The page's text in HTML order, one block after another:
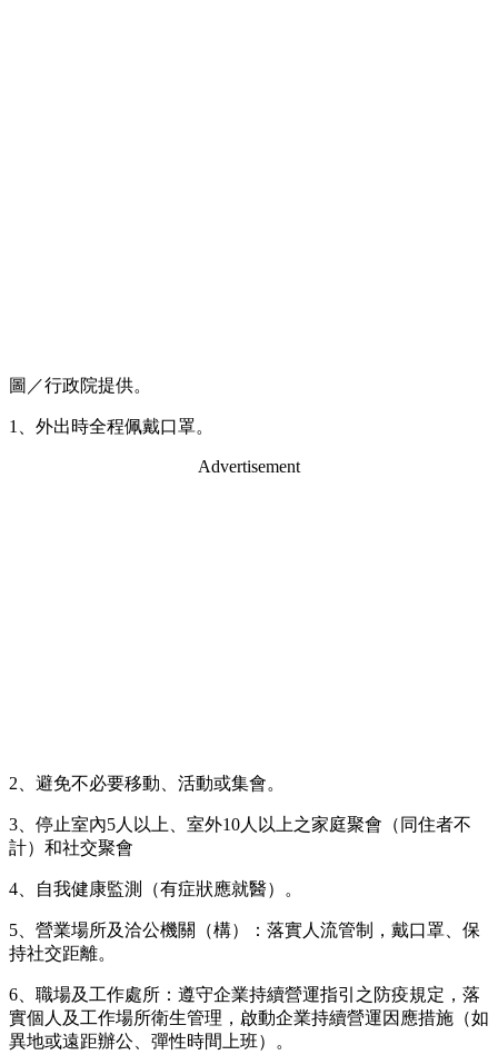
圖／行政院提供。
1、外出時全程佩戴口罩。
Advertisement
2、避免不必要移動、活動或集會。
3、停止室內5人以上、室外10人以上之家庭聚會（同住者不
計）和社交聚會
4、自我健康監測（有症狀應就醫）。
5、營業場所及洽公機關（構）：落實人流管制，戴口罩、保
持社交距離。
6、職場及工作處所：遵守企業持續營運指引之防疫規定，落
實個人及工作場所衛生管理，啟動企業持續營運因應措施（如
異地或遠距辦公、彈性時間上班）。